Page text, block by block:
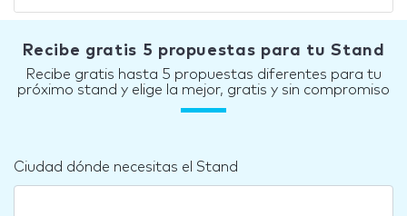
Recibe gratis 5 propuestas para tu Stand
Recibe gratis hasta 5 propuestas diferentes para tu
próximo stand y elige la mejor, gratis y sin compromiso
Ciudad dónde necesitas el Stand